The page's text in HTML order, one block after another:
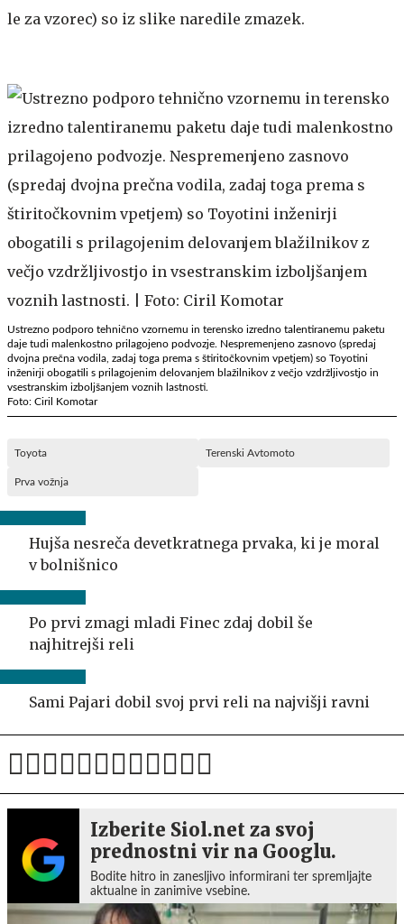
le za vzorec) so iz slike naredile zmazek.
Ustrezno podporo tehnično vzornemu in terensko izredno talentiranemu paketu
daje tudi malenkostno prilagojeno podvozje. Nespremenjeno zasnovo (spredaj
dvojna prečna vodila, zadaj toga prema s štiritočkovnim vpetjem) so Toyotini
inženirji obogatili s prilagojenim delovanjem blažilnikov z večjo vzdržljivostjo in
vsestranskim izboljšanjem voznih lastnosti.
Foto: Ciril Komotar
Toyota Terenski Avtomoto
Prva vožnja
Hujša nesreča devetkratnega prvaka, ki je moral
v bolnišnico
Po prvi zmagi mladi Finec zdaj dobil še
najhitrejši reli
Sami Pajari dobil svoj prvi reli na najvišji ravni
Izberite Siol.net za svoj
prednostni vir na Googlu.
Bodite hitro in zanesljivo informirani ter spremljajte
aktualne in zanimive vsebine.